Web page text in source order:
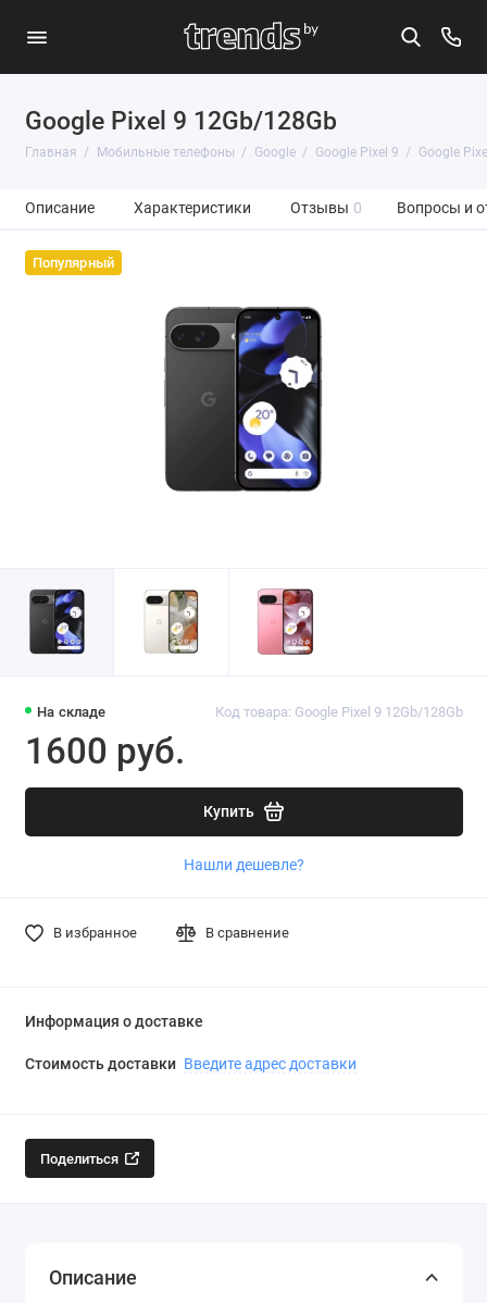
Google Pixel 9 12Gb/128Gb
Главная Мобильные телефоны Google Google Pixel 9 Google
Описание Характеристики Отзывы 0 Вопросы и
Популярный
На складе Код товара: Google Pixel 9 12Gb/128Gb
1600 руб.
Купить
Нашли дешевле?
В избранное В сравнение
Информация о доставке
Стоимость доставки Введите адрес доставки
Поделиться
Описание